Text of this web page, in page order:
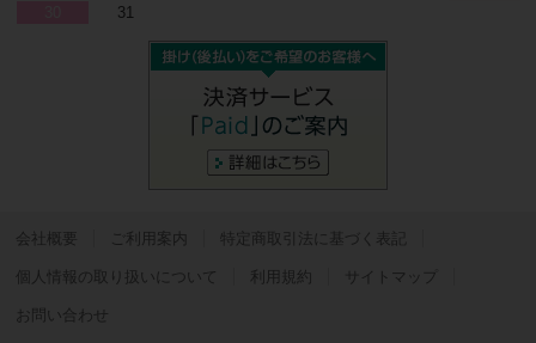
31
会社概要 ご利用案内 特定商取引法に基づく表記
個人情報の取り扱いについて 利用規約 サイトマップ
お問い合わせ